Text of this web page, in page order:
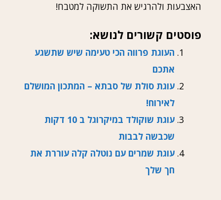
האצבעות ולהרגיש את התשוקה למטבח!
פוסטים קשורים לנושא:
העוגת פרווה הכי טעימה שיש שתשגע
אתכם
עוגת סולת של סבתא – המתכון המושלם
לאירוח!
עוגת שוקולד במיקרוגל ב 10 דקות
שכבשה לבבות
עוגת שמרים עם נוטלה קלה עוררת את
חך שלך